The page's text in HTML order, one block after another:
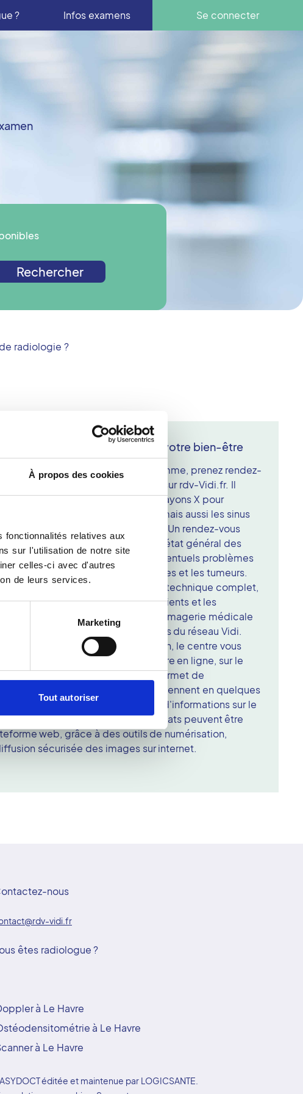
À propos des cookies
fonctionnalités relatives aux
sur l'utilisation de notre site
celles-ci avec d'autres
de leurs services.
Marketing
Tout autoriser
? Infos examens Se connecter
Rechercher
radiologie ?
moderne et soucieux de votre bien-être
dentaire ou orthopantomogramme, prenez rendez-
du Havre ou directement sur rdv-Vidi.fr. Il
dentaire qui utilise des rayons X pour
cliché la dentition, les mâchoires, mais aussi les sinus
inférieures des fosses nasales. Un rendez-vous
également prescrit pour vérifier l'état général des
Mais aussi afin de détecter d'éventuels problèmes
que les caries, les abcès, les kystes et les tumeurs.
du Havre dispose d'un plateau technique complet,
entretenu. Pour les patients et les
c'est le gage d'examens d'imagerie médicale
dans le respect des engagements du réseau Vidi.
de votre parcours de soin, le centre vous
votre rendez-vous dentaire au Havre en ligne, sur le
option pratique et rapide vous permet de
et le créneau horaire qui vous conviennent en quelques
contacter nos équipes pour plus d'informations sur le
panoramique dentaire. Vos résultats peuvent être
web, grâce à des outils de numérisation,
sécurisée des images sur internet.
nous
vidi.fr
êtes radiologue ?
à Le Havre
à Le Havre
à Le Havre
éditée et maintenue par LOGICSANTE.